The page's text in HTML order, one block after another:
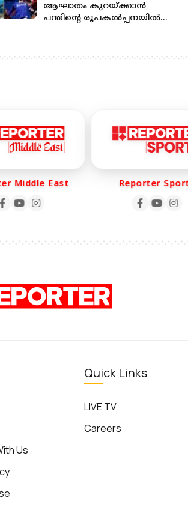
ആഘാതം കുറയ്ക്കാന്‍
പന്തിന്റെ രൂപകല്‍പ്പനയില്‍
Middle East Reporter Sports
Us
Quick Links
LIVE TV
Careers